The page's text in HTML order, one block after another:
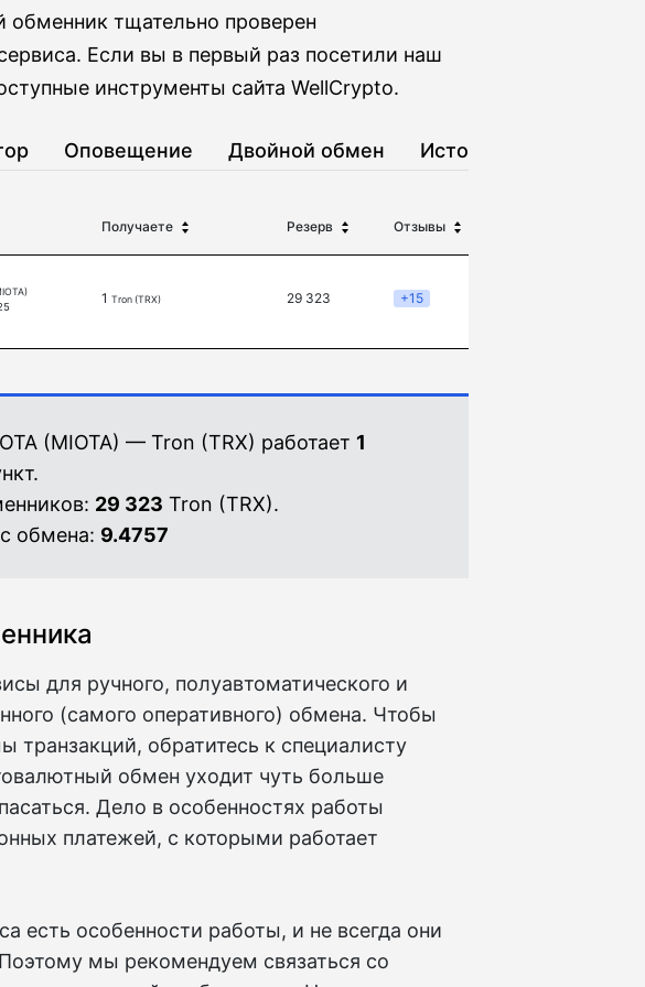
тщательно проверен
Если вы в первый раз посетили наш
инструменты сайта WellCrypto.
Оповещение Двойной обмен История
Получаете Резерв Отзывы
1 Tron (TRX) 29 323 +15
(MIOTA) — Tron (TRX) работает 1
29 323 Tron (TRX).
обмена: 9.4757
для ручного, полуавтоматического и
(самого оперативного) обмена. Чтобы
транзакций, обратитесь к специалисту
обмен уходит чуть больше
Дело в особенностях работы
платежей, с которыми работает
есть особенности работы, и не всегда они
мы рекомендуем связаться со